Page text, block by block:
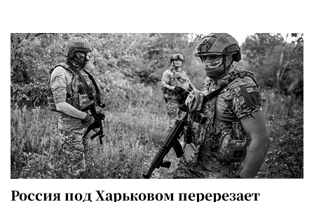
Россия под Харьковом перерезает